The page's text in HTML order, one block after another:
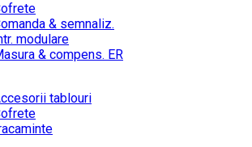
& semnaliz.
modulare
& compens. ER
tablouri